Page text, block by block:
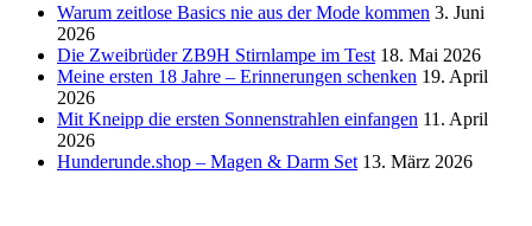
Warum zeitlose Basics nie aus der Mode kommen 3. Juni
2026
Die Zweibrüder ZB9H Stirnlampe im Test 18. Mai 2026
Meine ersten 18 Jahre – Erinnerungen schenken 19. April
2026
Mit Kneipp die ersten Sonnenstrahlen einfangen 11. April
2026
Hunderunde.shop – Magen & Darm Set 13. März 2026